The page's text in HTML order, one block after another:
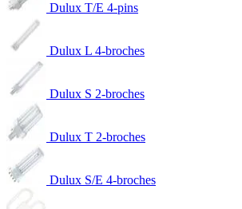
Dulux T/E 4-pins
Dulux L 4-broches
Dulux S 2-broches
Dulux T 2-broches
Dulux S/E 4-broches